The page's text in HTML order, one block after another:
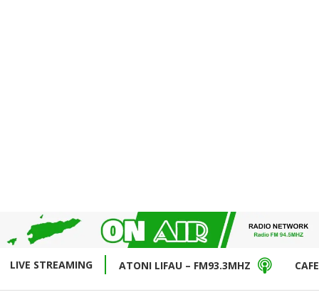
LIVE STREAMING ATONI LIFAU – FM93.3MHZ